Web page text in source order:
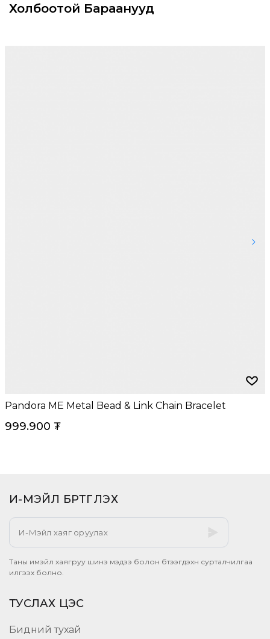
Холбоотой Бараанууд
Pandora ME Metal Bead & Link Chain Bracelet
999.900 ₮
И-МЭЙЛ БҮРТГҮҮЛЭХ​
Таны имэйл хаягруу шинэ мэдээ болон бүтээгдэхүүн сурталчилгаа
илгээх болно.
ТУСЛАХ ЦЭС
Бидний тухай